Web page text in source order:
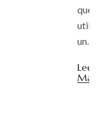
que
utiliza
un...
Leer
Más